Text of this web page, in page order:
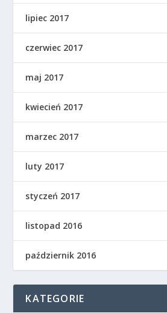
lipiec 2017
czerwiec 2017
maj 2017
kwiecień 2017
marzec 2017
luty 2017
styczeń 2017
listopad 2016
październik 2016
KATEGORIE